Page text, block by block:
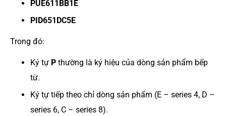
PUE611BB1E
PID651DC5E
Trong đó:
Ký tự P thường là ký hiệu của dòng sản phẩm bếp
từ.
Ký tự tiếp theo chỉ dòng sản phẩm (E – series 4, D –
series 6, C – series 8).